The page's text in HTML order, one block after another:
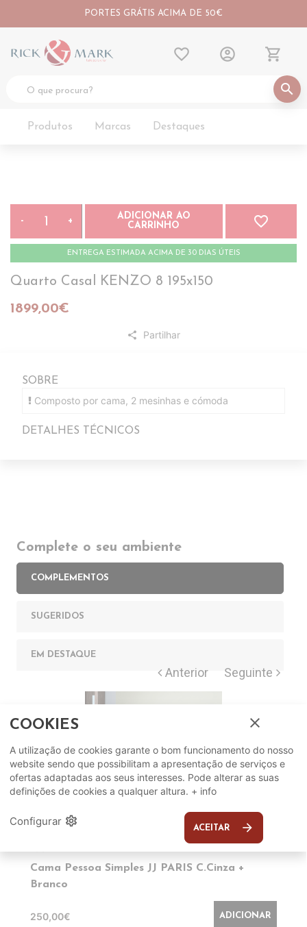
PORTES GRÁTIS ACIMA DE 50€
search
favorite_border account_circle shopping_cart
Produtos Marcas Destaques
- +
ADICIONAR AO
CARRINHO
favorite_border
ENTREGA ESTIMADA ACIMA DE 30 DIAS ÚTEIS
Quarto Casal KENZO 8 195x150
1899,00€
share Partilhar
SOBRE
Composto por cama, 2 mesinhas e cómoda
DETALHES TÉCNICOS
Complete o seu ambiente
COMPLEMENTOS
SUGERIDOS
EM DESTAQUE
Cama Pessoa Simples JJ PARIS C.Cinza +
Branco
250,00€ ADICIONAR
COOKIES close
A utilização de cookies garante o bom funcionamento do nosso
website sendo que possibilitam a apresentação de serviços e
ofertas adaptadas aos seus interesses. Pode alterar as suas
definições de cookies a qualquer altura. + info
Configurar settings ACEITAR arrow_forward